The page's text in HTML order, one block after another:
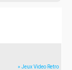
» Jeux Video Retro